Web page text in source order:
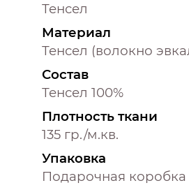
Тенсел
Материал
Тенсел (волокно
Состав
Тенсел 100%
Плотность ткани
135 гр./м.кв.
Упаковка
Подарочная коробка